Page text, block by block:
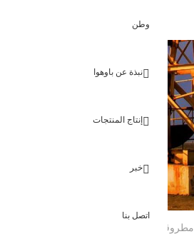
وطن
نبذة عن باوهوا
إنتاج المنتجات
خبر
اتصل بنا
مطروقات طاقة الرياح